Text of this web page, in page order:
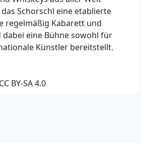
Schorschl eine etablierte
regelmäßig Kabarett und
eine Bühne sowohl für
Künstler bereitstellt.
BY-SA 4.0